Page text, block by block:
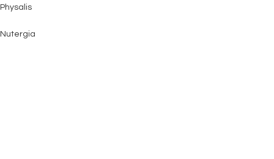
Physalis
Nutergia